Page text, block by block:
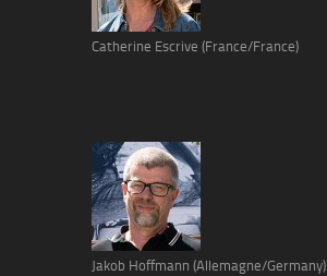
Catherine Escrive (France/France)
Jakob Hoffmann (Allemagne/Germany)